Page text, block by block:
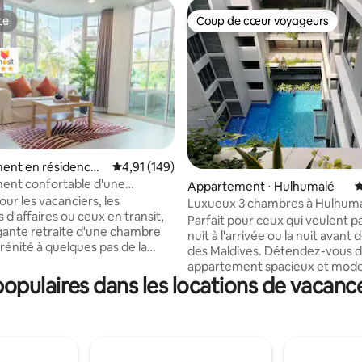
sur la base de 8 commentaires : 5 sur 5
en résidence ⋅
Évaluation moyenne sur la base de 149
4,91 (149)
confortable d'une
de la plage - vue partielle
les vacanciers, les
d'affaires ou ceux en transit,
retraite d'une chambre
à quelques pas de la
vous dans un espace spacieux
conçu pour la détente.
Coup de cœur voyageurs
Coup de cœur voyageurs
Appartement ⋅ Hulhumalé
Luxueux 3 chambres à
Parfait pour ceux qui veulent
nuit à l'arrivée ou la nuit avant
des Maldives. Détendez-vous dans cet
appartement spacieux et
pouvant accueillir jusqu'à 6
(idéalement 2 adultes et 4
bains privatives. Climatisé et
dans les locations de